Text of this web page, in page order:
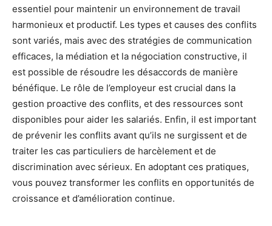
essentiel pour maintenir un environnement de travail
harmonieux et productif. Les types et causes des conflits
sont variés, mais avec des stratégies de communication
efficaces, la médiation et la négociation constructive, il
est possible de résoudre les désaccords de manière
bénéfique. Le rôle de l’employeur est crucial dans la
gestion proactive des conflits, et des ressources sont
disponibles pour aider les salariés. Enfin, il est important
de prévenir les conflits avant qu’ils ne surgissent et de
traiter les cas particuliers de harcèlement et de
discrimination avec sérieux. En adoptant ces pratiques,
vous pouvez transformer les conflits en opportunités de
croissance et d’amélioration continue.